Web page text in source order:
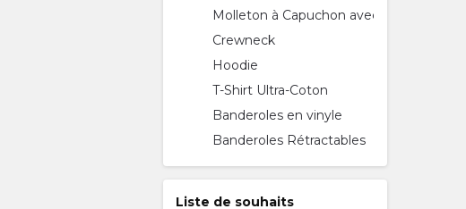
Molleton à Capuchon avec zip
Crewneck
Hoodie
T-Shirt Ultra-Coton
Banderoles en vinyle
Banderoles Rétractables
Liste de souhaits